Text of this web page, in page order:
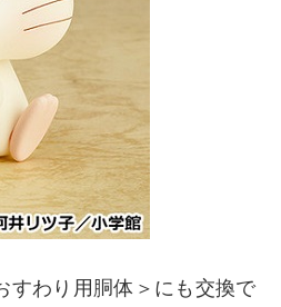
すわり用胴体＞にも交換で